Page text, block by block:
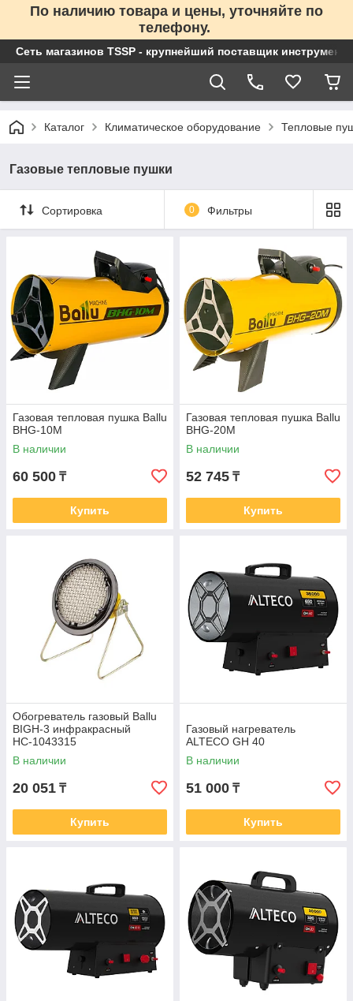
По наличию товара и цены, уточняйте по
телефону.
Сеть магазинов TSSP - крупнейший поставщик
Каталог Климатическое оборудование Тепловые
Газовые тепловые пушки
Сортировка 0 Фильтры
Газовая тепловая пушка Ballu
BHG-10M
В наличии
60 500 ₸
Купить
Газовая тепловая пушка Ballu
BHG-20M
В наличии
52 745 ₸
Купить
Обогреватель газовый Ballu
BIGH-3 инфракрасный
НС-1043315
В наличии
20 051 ₸
Купить
Газовый нагреватель
ALTECO GH 40
В наличии
51 000 ₸
Купить